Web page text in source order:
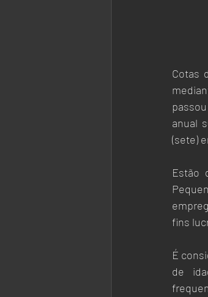
Cotas
anual
(sete)
Estão
fins
É
de